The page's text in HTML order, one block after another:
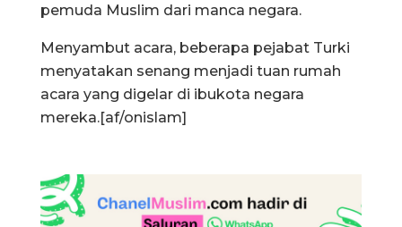
pemuda Muslim dari manca negara.
Menyambut acara, beberapa pejabat Turki
menyatakan senang menjadi tuan rumah
acara yang digelar di ibukota negara
mereka.[af/onislam]